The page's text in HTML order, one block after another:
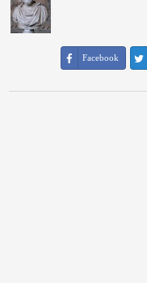
Facebook